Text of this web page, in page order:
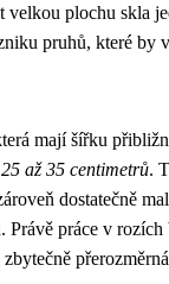
plochu skla
pruhů, které by
mají šířku
až 35 centimetrů.
dostatečně
práce v